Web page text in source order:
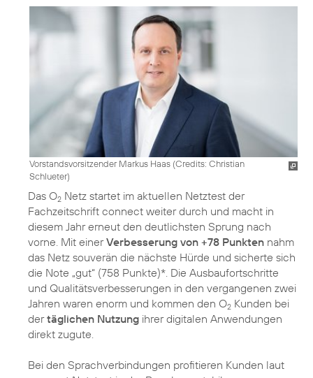
Vorstandsvorsitzender Markus Haas (Credits: Christian
Schlueter)
Das O2 Netz startet im aktuellen Netztest der
Fachzeitschrift connect weiter durch und macht in
diesem Jahr erneut den deutlichsten Sprung nach
vorne. Mit einerVerbesserung von +78 Punkten nahm
das Netz souverän die nächste Hürde und sicherte sich
die Note „gut“ (758 Punkte)*. Die Ausbaufortschritte
und Qualitätsverbesserungen in den vergangenen zwei
Jahren waren enorm und kommen den O2 Kunden bei
dertäglichen Nutzung ihrer digitalen Anwendungen
direkt zugute.
Bei den Sprachverbindungen profitieren Kunden laut